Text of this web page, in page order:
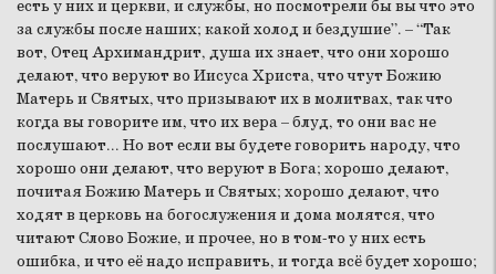
есть у них и церкви, и службы, но посмотрели бы вы что это
за службы после наших; какой холод и бездушие”. – “Так
вот, Отец Архимандрит, душа их знает, что они хорошо
делают, что веруют во Иисуса Христа, что чтут Божию
Матерь и Святых, что призывают их в молитвах, так что
когда вы говорите им, что их вера – блуд, то они вас не
послушают... Но вот если вы будете говорить народу, что
хорошо они делают, что веруют в Бога; хорошо делают,
почитая Божию Матерь и Святых; хорошо делают, что
ходят в церковь на богослужения и дома молятся, что
читают Слово Божие, и прочее, но в том-то у них есть
ошибка, и что её надо исправить, и тогда всё будет хорошо;